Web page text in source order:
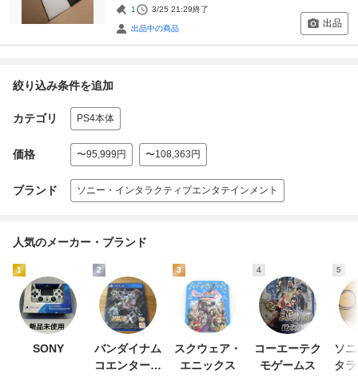
1 3/25 21:29終了
出品中の商品 出品
絞り込み条件を追加
カテゴリ PS4本体
価格 〜95,999円 〜108,363円
ブランド ソニー・インタラクティブエンタテインメント
人気のメーカー・ブランド
1
SONY
2
バンダイナム
コエンターテ
3
スクウェア・
エニックス
4
コーエーテク
モゲームス
5
ソ
タ